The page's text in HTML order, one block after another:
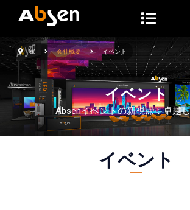
コ
テ
ン
へ
ス
家 会社概要 イベント
イベント
Absenイベントの新視点：卓越
イベント